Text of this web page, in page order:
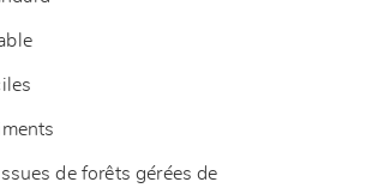
de forêts gérées de